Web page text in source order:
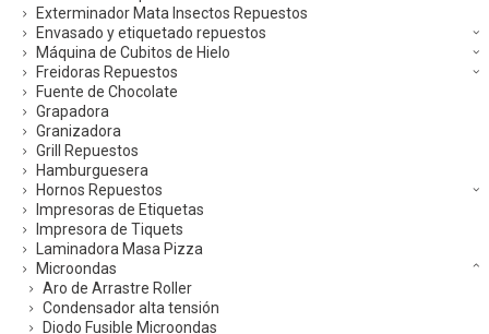
Exterminador Mata Insectos Repuestos
Envasado y etiquetado repuestos
Máquina de Cubitos de Hielo
Freidoras Repuestos
Fuente de Chocolate
Grapadora
Granizadora
Grill Repuestos
Hamburguesera
Hornos Repuestos
Impresoras de Etiquetas
Impresora de Tiquets
Laminadora Masa Pizza
Microondas
Aro de Arrastre Roller
Condensador alta tensión
Diodo Fusible Microondas